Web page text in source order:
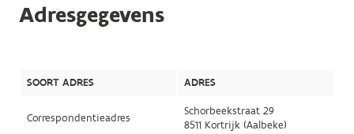
Adresgegevens
SOORT ADRES ADRES
Correspondentieadres
Schorbeekstraat 29
8511 Kortrijk (Aalbeke)